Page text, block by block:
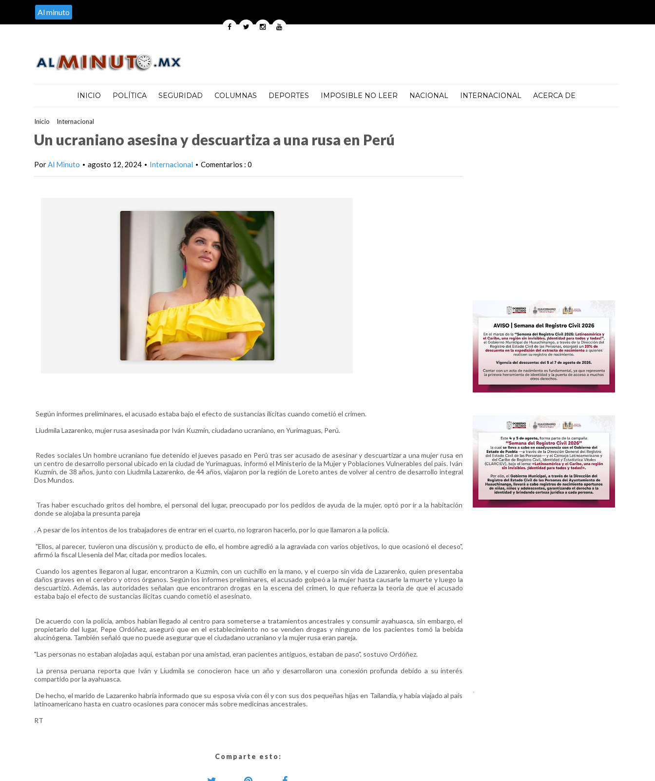
Al minuto
INICIO POLÍTICA SEGURIDAD COLUMNAS DEPORTES IMPOSIBLE NO LEER NACIONAL INTERNACIONAL ACERCA DE
Inicio Internacional
Un ucraniano asesina y descuartiza a una rusa en Perú
PorAl Minuto • agosto 12, 2024 • Internacional • Comentarios : 0
Según informes preliminares, el acusado estaba bajo el efecto de sustancias ilícitas cuando cometió el crimen.
Liudmila Lazarenko, mujer rusa asesinada por Iván Kuzmín, ciudadano ucraniano, en Yurimaguas, Perú.
Redes sociales Un hombre ucraniano fue detenido el jueves pasado en Perú tras ser acusado de asesinar y descuartizar a una mujer rusa en
un centro de desarrollo personal ubicado en la ciudad de Yurimaguas, informó el Ministerio de la Mujer y Poblaciones Vulnerables del país. Iván
Kuzmín, de 38 años, junto con Liudmila Lazarenko, de 44 años, viajaron por la región de Loreto antes de volver al centro de desarrollo integral
Dos Mundos.
Tras haber escuchado gritos del hombre, el personal del lugar, preocupado por los pedidos de ayuda de la mujer, optó por ir a la habitación
donde se alojaba la presunta pareja
. A pesar de los intentos de los trabajadores de entrar en el cuarto, no lograron hacerlo, por lo que llamaron a la policía.
"Ellos, al parecer, tuvieron una discusión y, producto de ello, el hombre agredió a la agraviada con varios objetivos, lo que ocasionó el deceso",
afirmó la fiscal Llesenia del Mar, citada por medios locales.
Cuando los agentes llegaron al lugar, encontraron a Kuzmín, con un cuchillo en la mano, y el cuerpo sin vida de Lazarenko, quien presentaba
daños graves en el cerebro y otros órganos. Según los informes preliminares, el acusado golpeó a la mujer hasta causarle la muerte y luego la
descuartizó. Además, las autoridades señalan que encontraron drogas en la escena del crimen, lo que refuerza la teoría de que el acusado
estaba bajo el efecto de sustancias ilícitas cuando cometió el asesinato.
De acuerdo con la policía, ambos habían llegado al centro para someterse a tratamientos ancestrales y consumir ayahuasca, sin embargo, el
propietario del lugar, Pepe Ordóñez, aseguró que en el establecimiento no se venden drogas y ninguno de los pacientes tomó la bebida
alucinógena. También señaló que no puede asegurar que el ciudadano ucraniano y la mujer rusa eran pareja.
"Las personas no estaban alojadas aquí, estaban por una amistad, eran pacientes antiguos, estaban de paso", sostuvo Ordóñez.
La prensa peruana reporta que Iván y Liudmila se conocieron hace un año y desarrollaron una conexión profunda debido a su interés
compartido por la ayahuasca.
De hecho, el marido de Lazarenko habría informado que su esposa vivía con él y con sus dos pequeñas hijas en Tailandia, y había viajado al país
latinoamericano hasta en cuatro ocasiones para conocer más sobre medicinas ancestrales.
RT
Comparte esto:
.